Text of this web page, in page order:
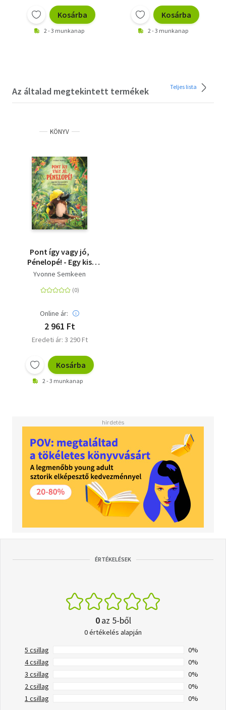
Kosárba
2 - 3 munkanap
Kosárba
2 - 3 munkanap
Az általad megtekintett termékek Teljes lista
KÖNYV
Pont így vagy jó,
Pénelopé! - Egy kis
kacsacsőrű nagy
Yvonne Semkeen
Online ár:
2 961 Ft
Eredeti ár: 3 290 Ft
Kosárba
2 - 3 munkanap
ÉRTÉKELÉSEK
0az 5-ből
0 értékelés alapján
5 csillag
0%
4 csillag
0%
3 csillag
0%
2 csillag
0%
1 csillag
0%